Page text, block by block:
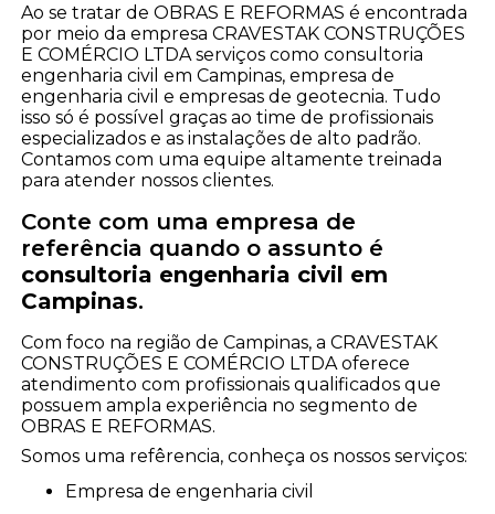
Ao se tratar de OBRAS E REFORMAS é encontrada
por meio da empresa CRAVESTAK CONSTRUÇÕES
E COMÉRCIO LTDA serviços como consultoria
engenharia civil em Campinas, empresa de
engenharia civil e empresas de geotecnia. Tudo
isso só é possível graças ao time de profissionais
especializados e as instalações de alto padrão.
Contamos com uma equipe altamente treinada
para atender nossos clientes.
Conte com uma empresa de
referência quando o assunto é
consultoria engenharia civil em
Campinas.
Com foco na região de Campinas, a CRAVESTAK
CONSTRUÇÕES E COMÉRCIO LTDA oferece
atendimento com profissionais qualificados que
possuem ampla experiência no segmento de
OBRAS E REFORMAS.
Somos uma refêrencia, conheça os nossos serviços:
empresa de engenharia civil